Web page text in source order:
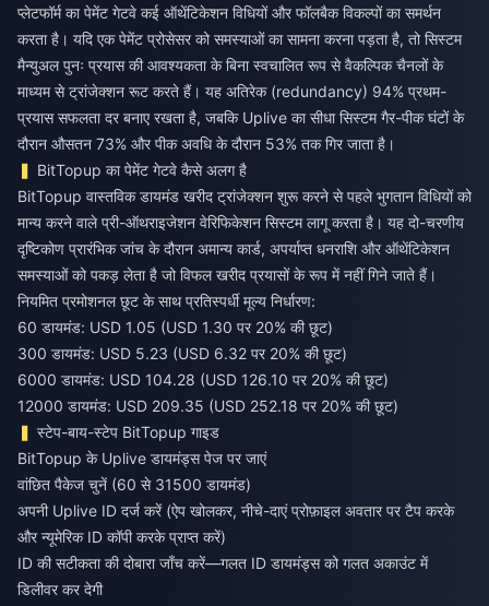
प्लेटफॉर्म का पेमेंट गेटवे कई ऑथेंटिकेशन विधियों और फॉलबैक विकल्पों का समर्थन
करता है। यदि एक पेमेंट प्रोसेसर को समस्याओं का सामना करना पड़ता है, तो सिस्टम
मैन्युअल पुनः प्रयास की आवश्यकता के बिना स्वचालित रूप से वैकल्पिक चैनलों के
माध्यम से ट्रांजेक्शन रूट करते हैं। यह अतिरेक (redundancy) 94% प्रथम-
प्रयास सफलता दर बनाए रखता है, जबकि Uplive का सीधा सिस्टम गैर-पीक घंटों के
दौरान औसतन 73% और पीक अवधि के दौरान 53% तक गिर जाता है।
BitTopup का पेमेंट गेटवे कैसे अलग है
BitTopup वास्तविक डायमंड खरीद ट्रांजेक्शन शुरू करने से पहले भुगतान विधियों को
मान्य करने वाले प्री-ऑथराइजेशन वेरिफिकेशन सिस्टम लागू करता है। यह दो-चरणीय
दृष्टिकोण प्रारंभिक जांच के दौरान अमान्य कार्ड, अपर्याप्त धनराशि और ऑथेंटिकेशन
समस्याओं को पकड़ लेता है जो विफल खरीद प्रयासों के रूप में नहीं गिने जाते हैं।
नियमित प्रमोशनल छूट के साथ प्रतिस्पर्धी मूल्य निर्धारण:
60 डायमंड: USD 1.05 (USD 1.30 पर 20% की छूट)
300 डायमंड: USD 5.23 (USD 6.32 पर 20% की छूट)
6000 डायमंड: USD 104.28 (USD 126.10 पर 20% की छूट)
12000 डायमंड: USD 209.35 (USD 252.18 पर 20% की छूट)
स्टेप-बाय-स्टेप BitTopup गाइड
BitTopup के Uplive डायमंड्स पेज पर जाएं
वांछित पैकेज चुनें (60 से 31500 डायमंड)
अपनी Uplive ID दर्ज करें (ऐप खोलकर, नीचे-दाएं प्रोफ़ाइल अवतार पर टैप करके
और न्यूमेरिक ID कॉपी करके प्राप्त करें)
ID की सटीकता की दोबारा जाँच करें—गलत ID डायमंड्स को गलत अकाउंट में
डिलीवर कर देगी